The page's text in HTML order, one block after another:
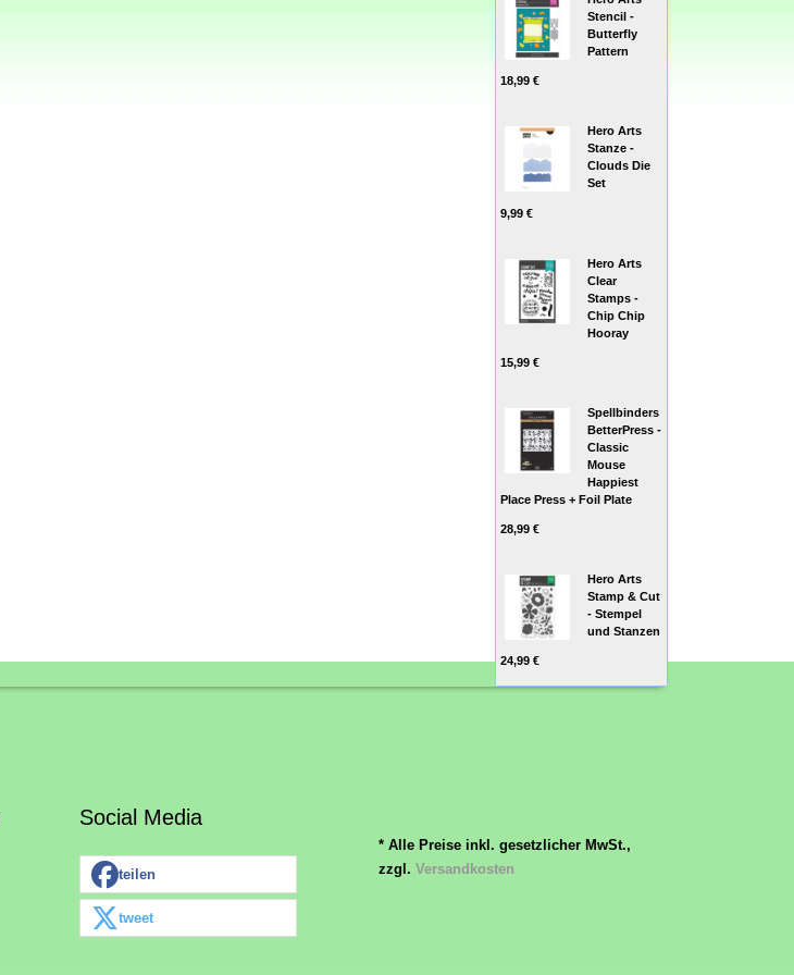
Stencil -
Butterfly
Pattern
18,99 €
Hero Arts
Stanze -
Clouds Die
Set
9,99 €
Hero Arts
Clear
Stamps -
Chip Chip
Hooray
15,99 €
Spellbinders
BetterPress -
Classic
Mouse
Happiest
Place Press + Foil Plate
28,99 €
Hero Arts
Stamp & Cut
- Stempel
und Stanzen
24,99 €
Social Media
teilen
tweet
* Alle Preise inkl. gesetzlicher MwSt.,
zzgl. Versandkosten